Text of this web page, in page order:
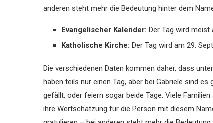
anderen steht mehr die Bedeutung hinter dem
Evangelischer Kalender: Der Tag wird meist
Katholische Kirche: Der Tag wird am 29.
Die verschiedenen Daten kommen daher, dass
haben teils nur einen Tag, aber bei Gabriele sind
gefällt, oder feiern sogar beide Tage. Viele
ihre Wertschätzung für die Person mit diesem